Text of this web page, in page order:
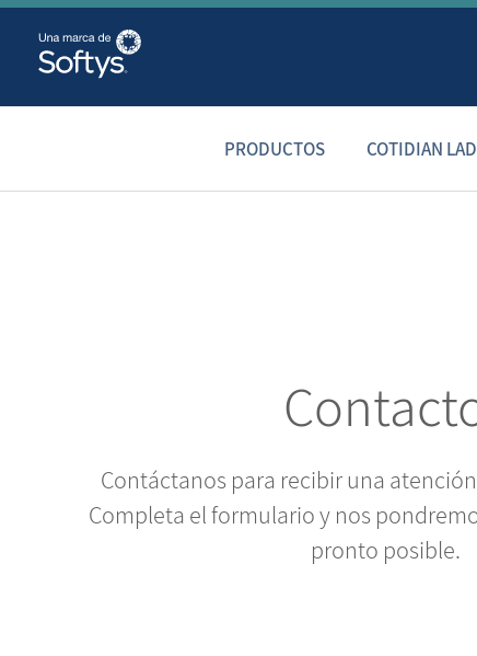
PRODUCTOS COTIDIAN
Contáctanos para recibir una
Completa el formulario y nos
pronto posible.